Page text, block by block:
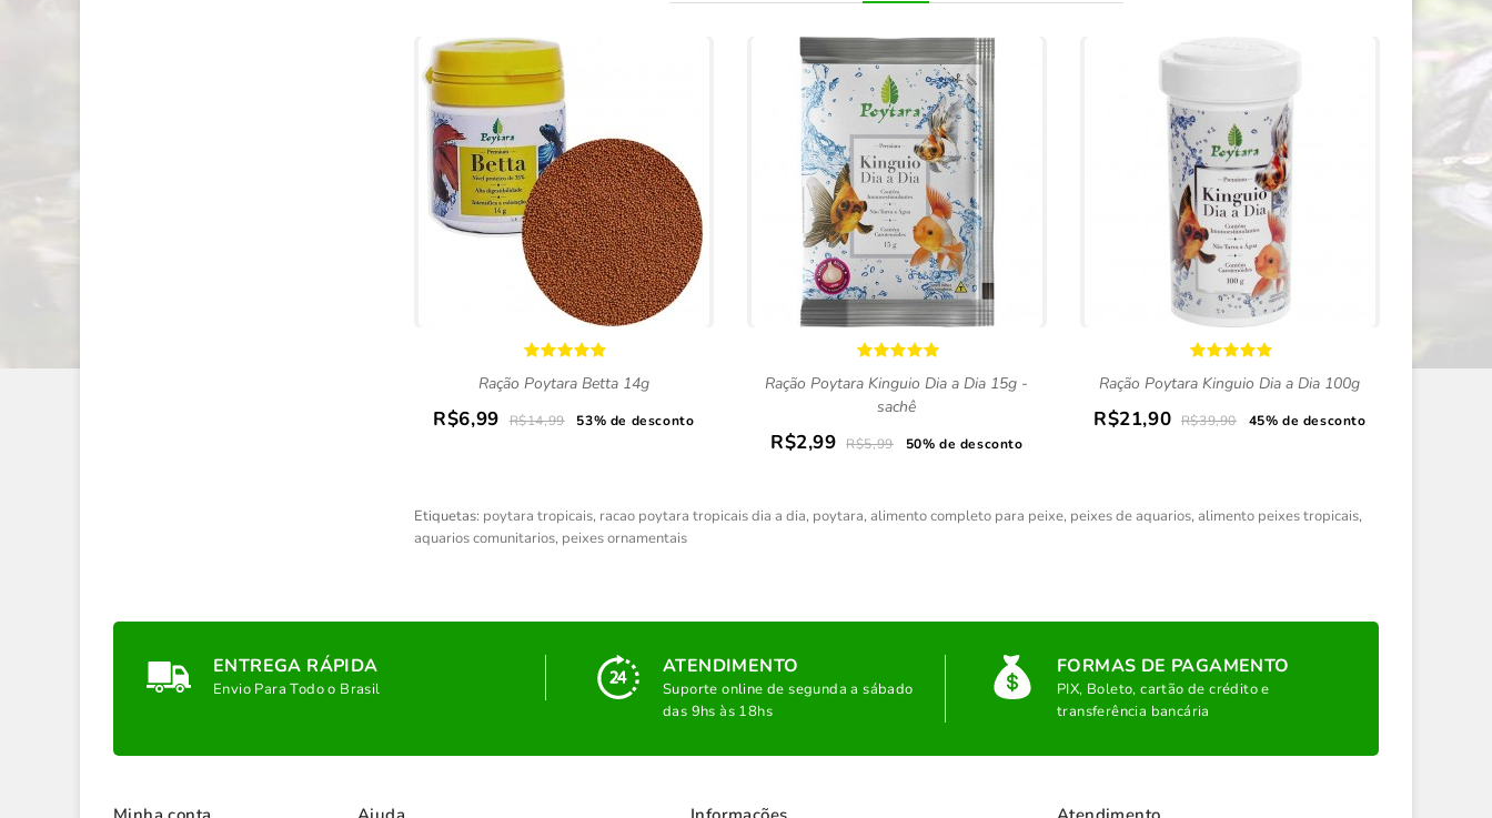
Ração Poytara Betta 14g
R$6,99 R$14,99 53% de desconto
Ração Poytara Kinguio Dia a Dia 15g -
sachê
R$2,99 R$5,99 50% de desconto
Ração Poytara Kinguio Dia a Dia 100g
R$21,90 R$39,90 45% de desconto
Etiquetas: poytara tropicais, racao poytara tropicais dia a dia, poytara, alimento completo para peixe, peixes de aquarios, alimento peixes tropicais,
aquarios comunitarios, peixes ornamentais
ENTREGA RÁPIDA
Envio Para Todo o Brasil
ATENDIMENTO
Suporte online de segunda a sábado
das 9hs às 18hs
FORMAS DE PAGAMENTO
PIX, Boleto, cartão de crédito e
transferência bancária